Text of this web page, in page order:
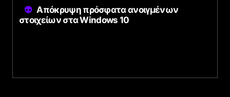
Απόκρυψη πρόσφατα ανοιγμένων
στοιχείων στα Windows 10